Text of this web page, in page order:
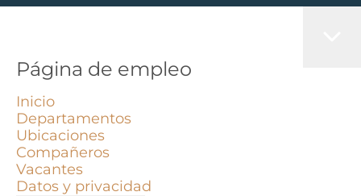
Página de empleo
Inicio
Departamentos
Ubicaciones
Compañeros
Vacantes
Datos y privacidad